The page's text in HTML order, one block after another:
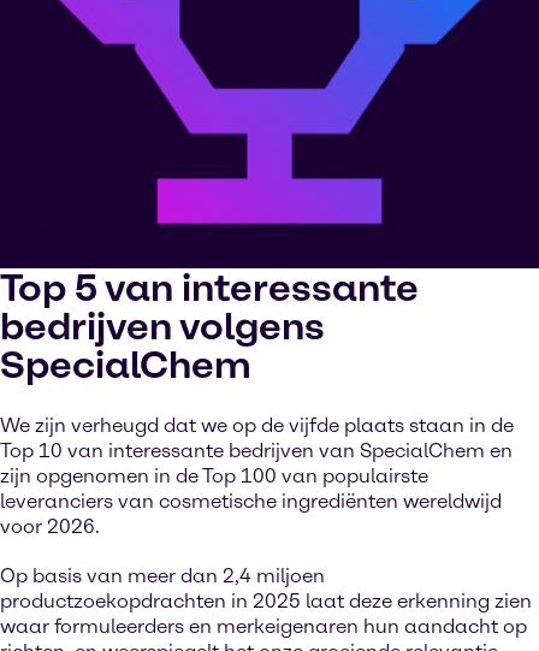
Top 5 van interessante
bedrijven volgens
SpecialChem
We zijn verheugd dat we op de vijfde plaats staan in de
Top 10 van interessante bedrijven van SpecialChem en
zijn opgenomen in de Top 100 van populairste
leveranciers van cosmetische ingrediënten wereldwijd
voor 2026.
Op basis van meer dan 2,4 miljoen
productzoekopdrachten in 2025 laat deze erkenning zien
waar formuleerders en merkeigenaren hun aandacht op